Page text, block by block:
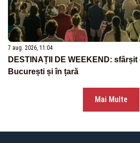
7 aug. 2026, 11:04
DESTINAȚII DE WEEKEND:
București și în țară
Mai Multe